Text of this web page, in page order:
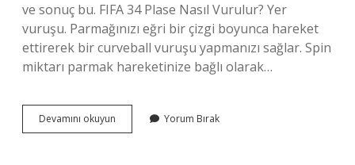
ve sonuç bu. FIFA 34 Plase Nasıl Vurulur? Yer
vuruşu. Parmağınızı eğri bir çizgi boyunca hareket
ettirerek bir curveball vuruşu yapmanızı sağlar. Spin
miktarı parmak hareketinize bağlı olarak…
Devamını okuyun
Plase
Yorum Bırak